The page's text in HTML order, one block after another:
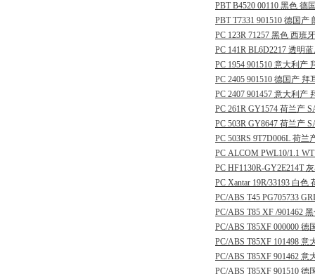
PBT B4520 00110 黑色 德
PBT T7331 901510 德国产
PC 123R 71257 黑色 西班
PC 141R BL6D2217 透明
PC 1954 901510 意大利产
PC 2405 901510 德国产 拜
PC 2407 901457 意大利产
PC 261R GY1574 荷兰产
PC 503R GY8647 荷兰产
PC 503RS 9T7D006L 荷兰
PC ALCOM PWL10/1.1
PC HF1130R-GY2E214T
PC Xantar 19R/33193 白色
PC/ABS T45 PG705733
PC/ABS T85 XF /901462
PC/ABS T85XF 000000 德
PC/ABS T85XF 101498 意
PC/ABS T85XF 901462 意
PC/ABS T85XF 901510 德